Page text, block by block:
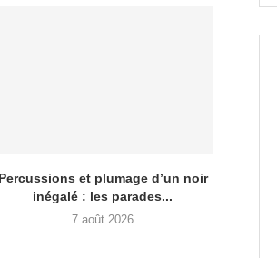
Percussions et plumage d’un noir
inégalé : les parades...
7 août 2026